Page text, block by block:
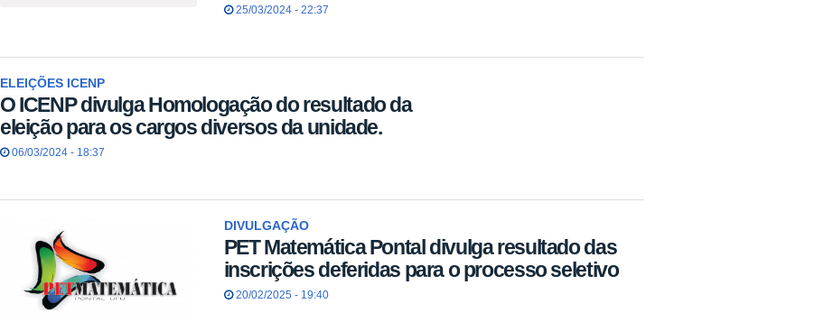
25/03/2024 - 22:37
ELEIÇÕES ICENP
O ICENP divulga Homologação do resultado da
eleição para os cargos diversos da unidade.
06/03/2024 - 18:37
DIVULGAÇÃO
PET Matemática Pontal divulga resultado das
inscrições deferidas para o processo seletivo
20/02/2025 - 19:40